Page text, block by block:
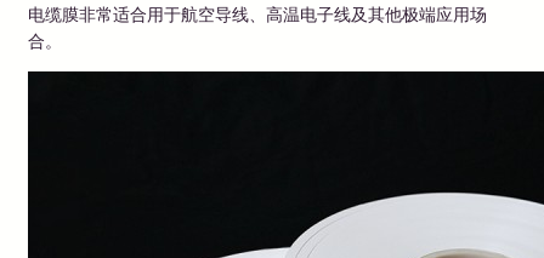
电缆膜非常适合用于航空导线、高温电子线及其他极端应用场
合。